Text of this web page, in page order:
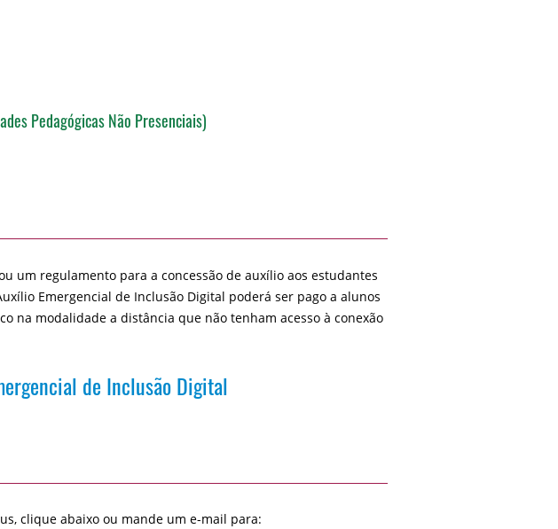
Pedagógicas Não Presenciais)
um regulamento para a concessão de auxílio aos estudantes
Emergencial de Inclusão Digital poderá ser pago a alunos
na modalidade a distância que não tenham acesso à conexão
de Inclusão Digital
clique abaixo ou mande um e-mail para: